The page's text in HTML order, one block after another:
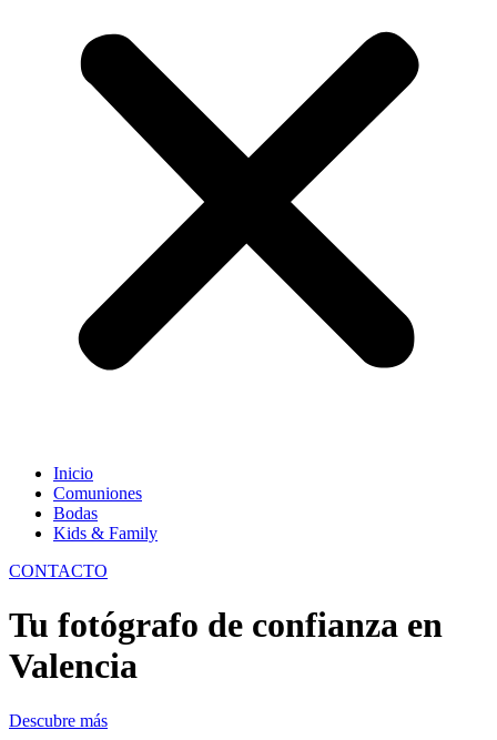
Inicio
Comuniones
Bodas
Kids & Family
CONTACTO
Tu fotógrafo de confianza en
Valencia
Descubre más